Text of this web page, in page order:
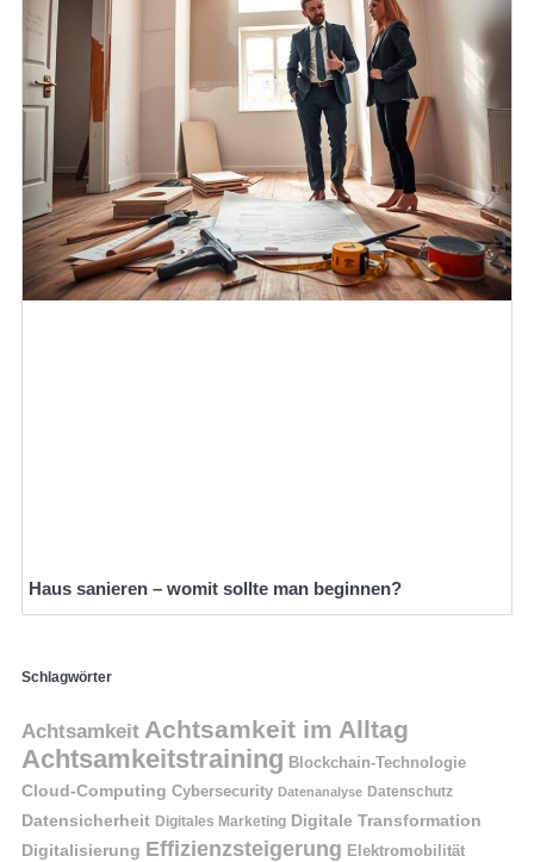
Haus sanieren – womit sollte man beginnen?
Schlagwörter
Achtsamkeit Achtsamkeit im Alltag
Achtsamkeitstraining Blockchain-Technologie
Cloud-Computing Cybersecurity Datenanalyse Datenschutz
Datensicherheit Digitales Marketing Digitale Transformation
Digitalisierung Effizienzsteigerung Elektromobilität